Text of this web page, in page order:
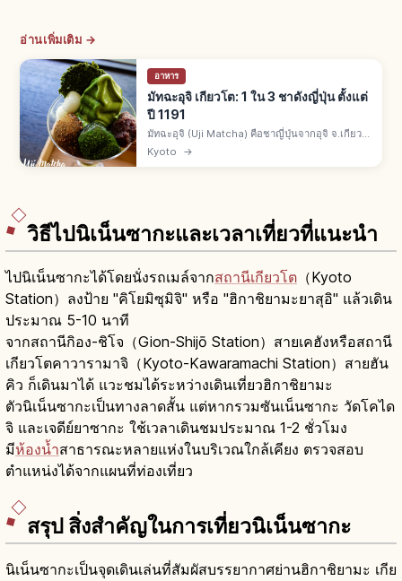
อ่านเพิ่มเติม →
อาหาร
มัทฉะอุจิ เกียวโต: 1 ใน 3 ชาดังญี่ปุ่น ตั้งแต่
ปี 1191
มัทฉะอุจิ (Uji Matcha) คือชาญี่ปุ่นจากอุจิ จ.เกียว
โต 1 ใน 3 ชาดังของญี่ปุ่นกับชิซึโอกะและซายามะ
เมล็ดชานำเข้าจากซ่งปี 1191 โดยเอไซ เซ็นจิ พิธีชา
Kyoto →
วิธีไปนิเน็นซากะและเวลาเที่ยวที่แนะนำ
ไปนิเน็นซากะได้โดยนั่งรถเมล์จากสถานีเกียวโต （Kyoto
Station）ลงป้าย "คิโยมิซุมิจิ" หรือ "ฮิกาชิยามะยาสุอิ" แล้วเดิน
ประมาณ 5-10 นาที
จากสถานีกิอง-ชิโจ（Gion-Shijō Station）สายเคฮังหรือสถานี
เกียวโตคาวารามาจิ（Kyoto-Kawaramachi Station）สายฮัน
คิว ก็เดินมาได้ แวะชมได้ระหว่างเดินเที่ยวฮิกาชิยามะ
ตัวนิเน็นซากะเป็นทางลาดสั้น แต่หากรวมซันเน็นซากะ วัดโคได
จิ และเจดีย์ยาซากะ ใช้เวลาเดินชมประมาณ 1-2 ชั่วโมง
มีห้องน้ำสาธารณะหลายแห่งในบริเวณใกล้เคียง ตรวจสอบ
ตำแหน่งได้จากแผนที่ท่องเที่ยว
สรุป สิ่งสำคัญในการเที่ยวนิเน็นซากะ
นิเน็นซากะเป็นจุดเดินเล่นที่สัมผัสบรรยากาศย่านฮิกาชิยามะ เกีย